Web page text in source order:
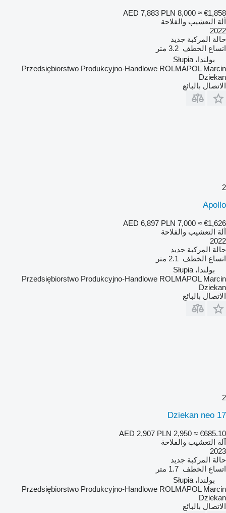
AED 7,883 PLN 8,000 ≈ €1,858
آلة التعشيب والفلاحة
2022
حالة المركبة جديد
اتساع الخطف 3.2 متر
بولندا، Słupia
Przedsiębiorstwo Produkcyjno-Handlowe ROLMAPOL Marcin
Dziekan
الاتصال بالبائع
2
Apollo
AED 6,897 PLN 7,000 ≈ €1,626
آلة التعشيب والفلاحة
2022
حالة المركبة جديد
اتساع الخطف 2.1 متر
بولندا، Słupia
Przedsiębiorstwo Produkcyjno-Handlowe ROLMAPOL Marcin
Dziekan
الاتصال بالبائع
2
Dziekan neo 17
AED 2,907 PLN 2,950 ≈ €685.10
آلة التعشيب والفلاحة
2023
حالة المركبة جديد
اتساع الخطف 1.7 متر
بولندا، Słupia
Przedsiębiorstwo Produkcyjno-Handlowe ROLMAPOL Marcin
Dziekan
الاتصال بالبائع